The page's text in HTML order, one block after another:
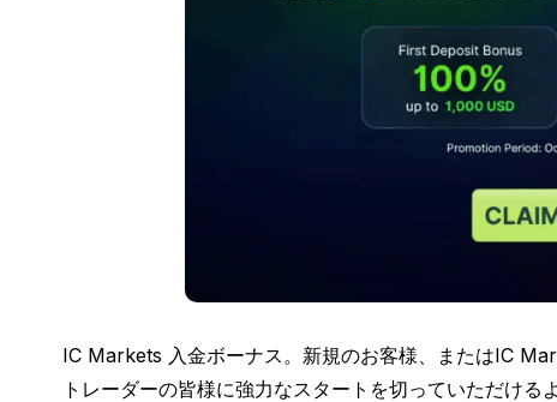
IC Markets 入金ボーナス。新規のお客様、またはIC
トレーダーの皆様に強力なスタートを切っていただけ